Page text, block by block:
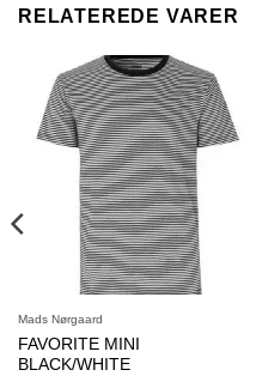
RELATEREDE VARER
Mads Nørgaard
FAVORITE MINI
BLACK/WHITE